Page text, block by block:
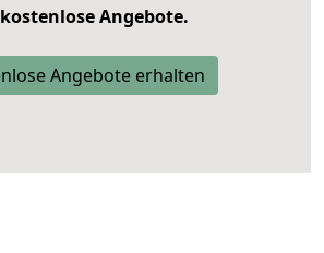
Angebote.
Angebote erhalten